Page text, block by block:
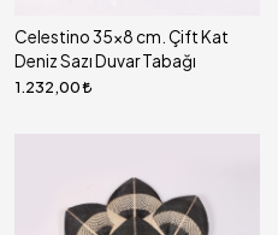
Celestino 35x8 cm. Çift Kat
Deniz Sazı Duvar Tabağı
1.232,00